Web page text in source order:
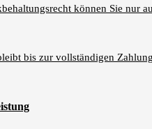
können Sie nur
bis zur vollständigen